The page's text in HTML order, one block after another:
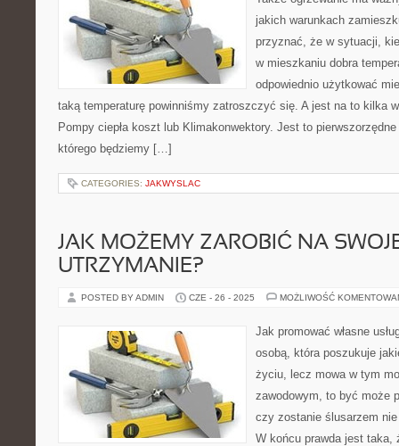
jakich warunkach
przyznać, że w sytuacji,
w mieszkaniu dobra
odpowiednio użytkować
taką temperaturę powinniśmy zatroszczyć się. A jest na to kilka
Pompy ciepła koszt lub Klimakonwektory. Jest to
którego będziemy […]
CATEGORIES: JAKWYSLAC
JAK MOŻEMY ZAROBIĆ NA
UTRZYMANIE?
POSTED BY ADMIN CZE - 26 - 2025 MOŻLIWOŚĆ
Jak promować własne
osobą, która poszukuje
życiu, lecz mowa w tym
zawodowym, to być może
czy zostanie ślusarzem
W końcu prawda jest taka,